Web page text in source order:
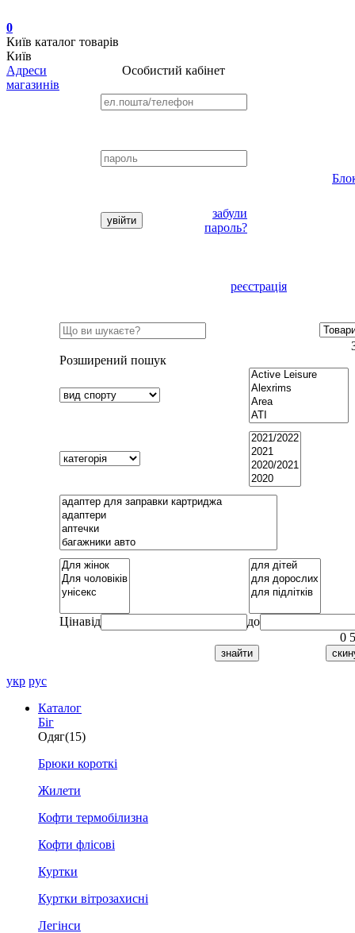
0
Київ каталог товарів
Київ
Адреси
магазинів
Особистий кабінет
забули
пароль?
реєстрація
Розширений пошук
Цінавід
до
0
укр рус
Каталог
Біг
Одяг(15)
Брюки короткі
Жилети
Кофти термобілизна
Кофти флісові
Куртки
Куртки вітрозахисні
Легінси